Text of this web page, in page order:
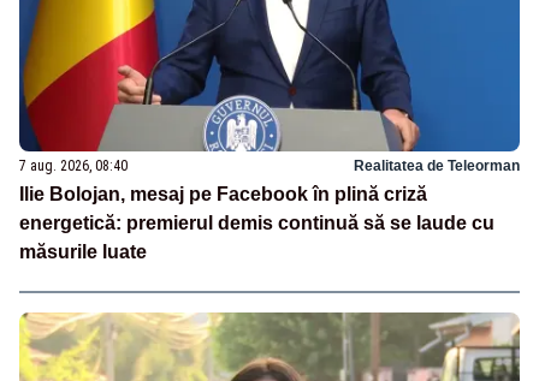
7 aug. 2026, 08:40 Realitatea de Teleorman
Ilie Bolojan, mesaj pe Facebook în plină criză
energetică: premierul demis continuă să se laude cu
măsurile luate